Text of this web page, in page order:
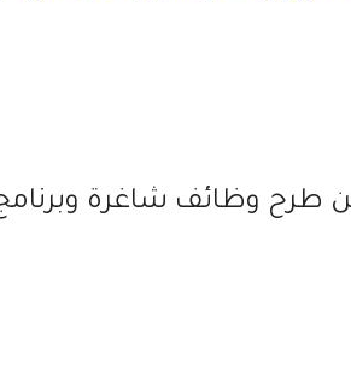
طرح وظائف شاغرة